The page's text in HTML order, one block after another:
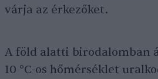
várja az érkezőket.
A föld alatti birodalomban
10 °C-os hőmérséklet